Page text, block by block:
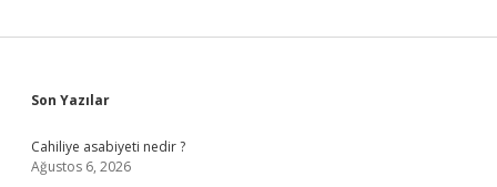
Sidebar
Son Yazılar
Cahiliye asabiyeti nedir ?
Ağustos 6, 2026